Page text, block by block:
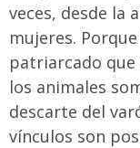
veces, desde la
mujeres.
patriarcado
los animales
descarte del
vínculos son